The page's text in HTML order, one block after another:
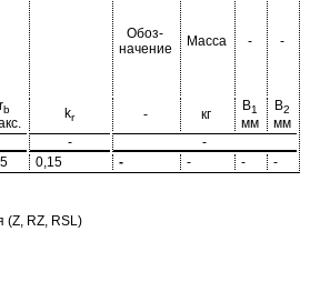
Обоз-
начение
Масса - -
rb kr - кг
B1
мм
B2
мм
-
-
0,15 - - - -
(Z, RZ, RSL)